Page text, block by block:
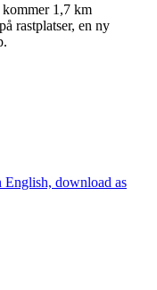
1,7 km
rastplatser, en ny
English, download as